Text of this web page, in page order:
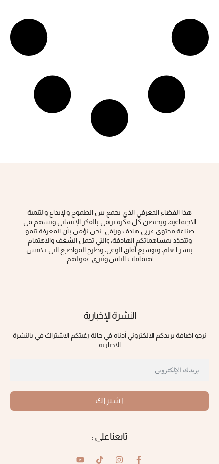
هذا الفضاء المعرفي الذي يجمع بين الطموح والإبداع والتنمية
الاجتماعية، ويحتضن كل فكرة ‏ترتقي بالفكر الإنساني وتسهم في
صناعة محتوى عربي هادف وراقي‎.‎ نحن نؤمن بأن المعرفة تنمو
وتتجدّد بمساهماتكم الهادفة، والتي تحمل الشغف والاهتمام
بنشر العلم، وتوسيع آفاق الوعي، ‏وطرح المواضيع التي تلامس
اهتمامات الناس وتُثري عقولهم‎.‎
النشرة الإخبارية
نرجو اضافة بريدكم الالكتروني أدناه في حالة رغبتكم الاشتراك في بالنشرة
الاخبارية
اشتراك
تابعنا على :